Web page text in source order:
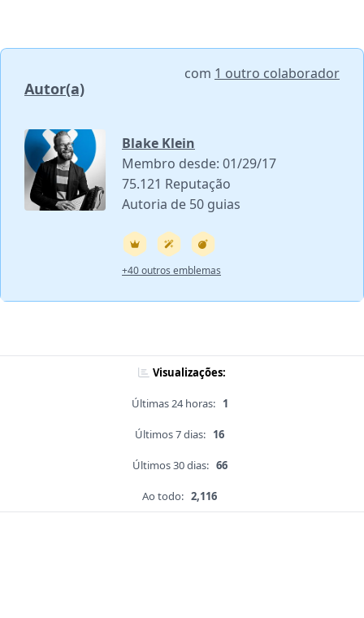
Autor(a)
com 1 outro colaborador
Blake Klein
Membro desde: 01/29/17
75.121 Reputação
Autoria de 50 guias
+40 outros emblemas
Visualizações:
Últimas 24 horas: 1
Últimos 7 dias: 16
Últimos 30 dias: 66
Ao todo: 2,116